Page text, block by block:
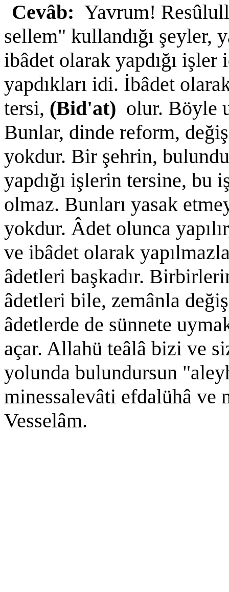
Cevâb: Yavrum!
sellem" kullandığı şeyler,
ibâdet olarak yapdığı
yapdıkları idi. İbâdet
tersi, (Bid'at) olur. Böyle
Bunlar, dinde reform,
yokdur. Bir şehrin,
yapdığı işlerin tersine, bu
olmaz. Bunları yasak
yokdur. Âdet olunca
ve ibâdet olarak
âdetleri başkadır.
âdetleri bile, zemânla
âdetlerde de sünnete
açar. Allahü teâlâ bizi ve
yolunda bulundursun
minessalevâti efdalühâ ve
Vesselâm.